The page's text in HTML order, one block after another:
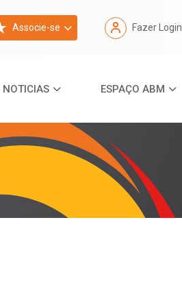
Associe-se Fazer Login
NOTICIAS ESPAÇO ABM